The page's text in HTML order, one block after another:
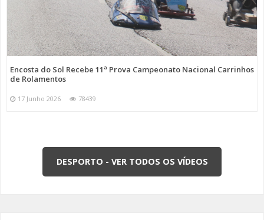
Encosta do Sol Recebe 11ª Prova Campeonato Nacional Carrinhos
de Rolamentos
17 Junho 2026 78439
DESPORTO - VER TODOS OS VÍDEOS